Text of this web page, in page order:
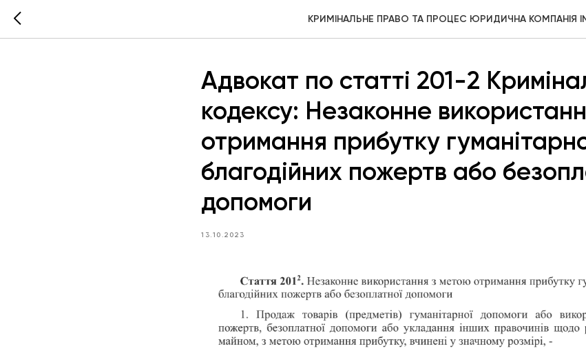
КРИМІНАЛЬНЕ ПРАВО ТА ПРОЦЕС ЮРИДИЧНА КОМПАНІЯ
Адвокат по статті 201-2
кодексу: Незаконне
отримання прибутку
благодійних пожертв або
допомоги
13.10.2023